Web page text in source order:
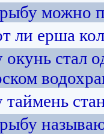
можно
ли ерша
стал